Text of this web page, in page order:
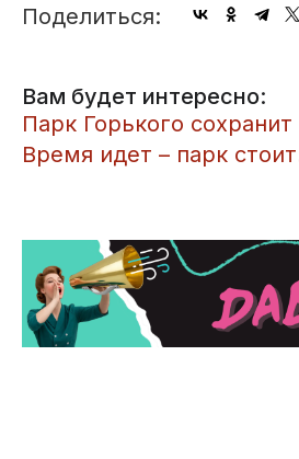
Поделиться:
Вам будет интересно:
Парк Горького
Время идет – парк